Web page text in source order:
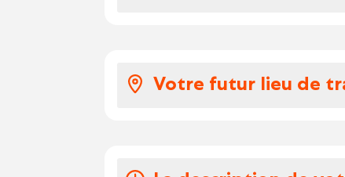
13,93 et 14 euros par
Votre futur lieu de